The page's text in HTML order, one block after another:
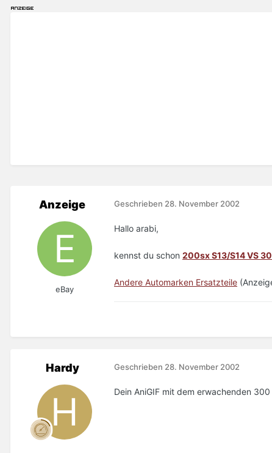
Anzeige
eBay
Geschrieben 28. November 2002
Hallo arabi,
kennst du schon 200sx S13/S14 VS
Andere Automarken Ersatzteile
Hardy Geschrieben 28. November 2002
Dein AniGIF mit dem erwachenden